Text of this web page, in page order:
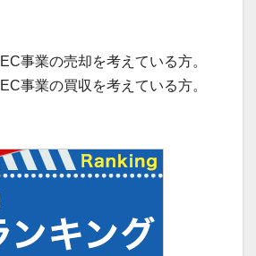
事業の売却を考えている方。
事業の買収を考えている方。